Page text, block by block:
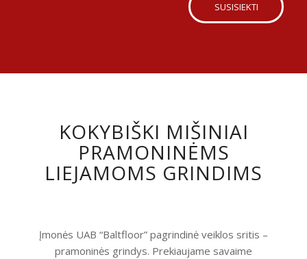
SUSISIEKTI
KOKYBIŠKI MIŠINIAI
PRAMONINĖMS
LIEJAMOMS GRINDIMS
Įmonės UAB “Baltfloor” pagrindinė veiklos sritis –
pramoninės grindys. Prekiaujame savaime